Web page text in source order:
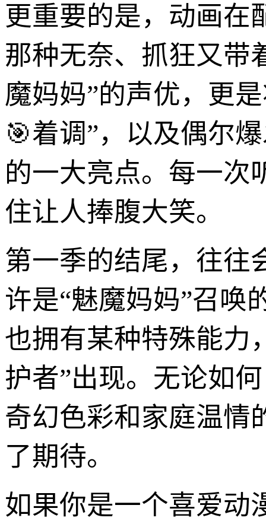
更重要的是，动画在
那种无奈、抓狂又带
魔妈妈”的声优，更
🎯着调”，以及偶尔
的一大亮点。每一次
住让人捧腹大笑。
第一季的结尾，往往
许是“魅魔妈妈”召唤
也拥有某种特殊能力
护者”出现。无论如
奇幻色彩和家庭温情
了期待。
如果你是一个喜爱动